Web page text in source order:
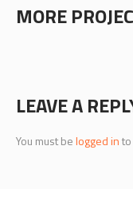
MORE
LEAVE A
You must belogged in